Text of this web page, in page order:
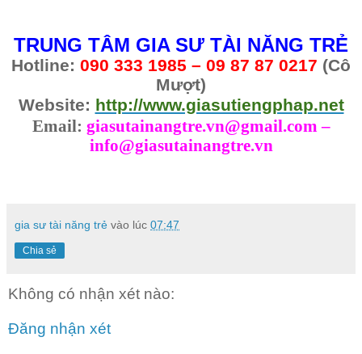
TRUNG TÂM GIA SƯ TÀI NĂNG TRẺ
Hotline: 090 333 1985 – 09 87 87 0217 (Cô
Mượt)
Website: http://www.giasutiengphap.net
Email: giasutainangtre.vn@gmail.com –
info@giasutainangtre.vn
gia sư tài năng trẻ vào lúc 07:47
Chia sẻ
Không có nhận xét nào:
Đăng nhận xét